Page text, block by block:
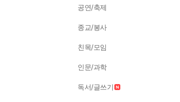
공연/축제
종교/봉사
친목/모임
인문/과학
독서/글쓰기